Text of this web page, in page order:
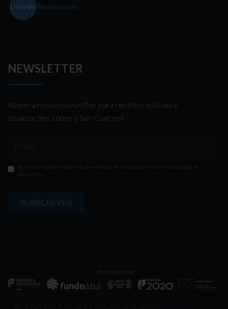
NEWSLETTER
Assine a nossa newsletter para receber notícias e
atualizações sobre a Sun Concept
Autorizo a recolha e tratamento do endereço de email para efeitos de comunicação de
newsletter
SUBSCREVER
Cofinanciado por: